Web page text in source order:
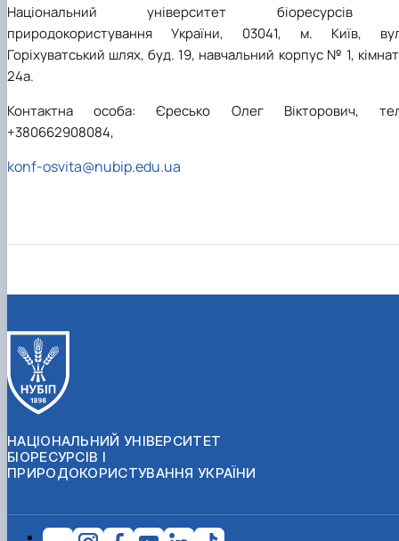
Національний університет біоресурсів
природокористування України, 03041, м. Київ,
Горіхуватський шлях, буд. 19, навчальний корпус № 1,
24а.
Контактна особа: Єресько Олег Вікторович,
+380662908084,
konf-osvita@nubip.edu.ua
НАЦІОНАЛЬНИЙ УНІВЕРСИТЕТ
БІОРЕСУРСІВ І
ПРИРОДОКОРИСТУВАННЯ УКРАЇНИ